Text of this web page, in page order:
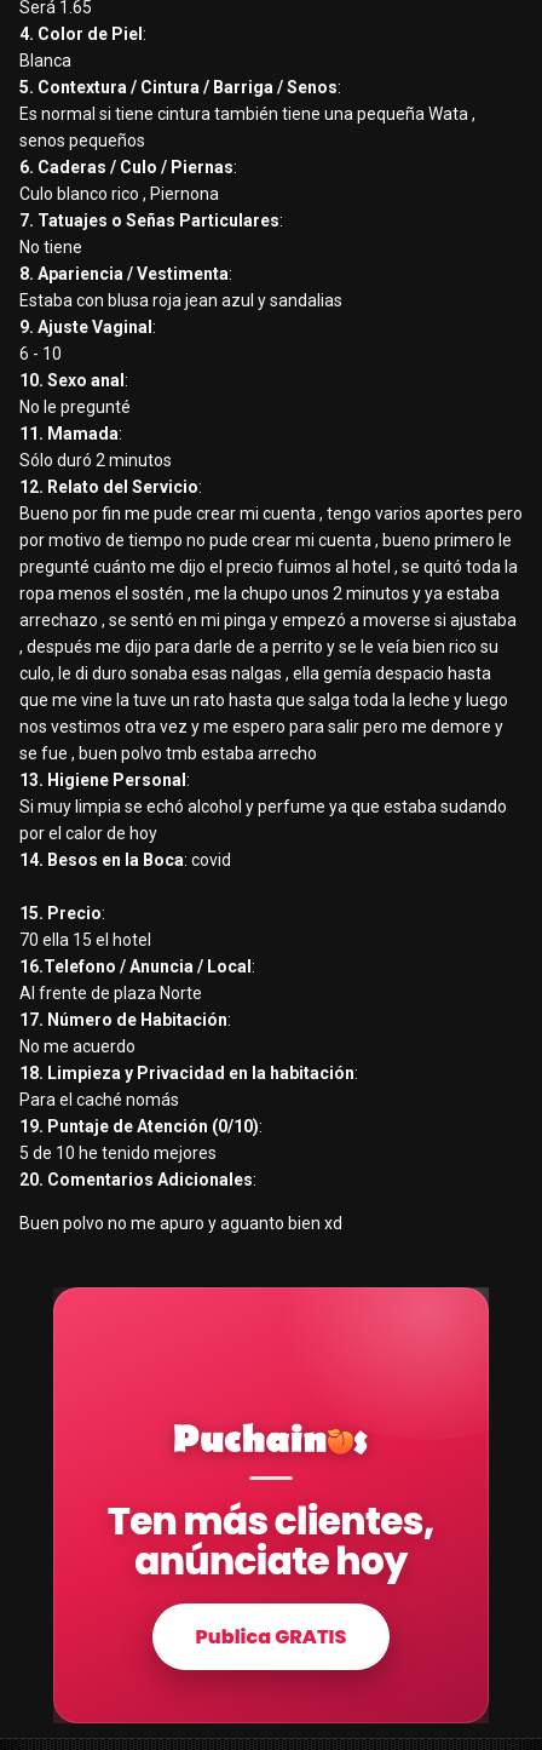
Será 1.65
4. Color de Piel :
Blanca
5. Contextura / Cintura / Barriga / Senos:
Es normal si tiene cintura también tiene una pequeña Wata ,
senos pequeños
6. Caderas / Culo / Piernas:
Culo blanco rico , Piernona
7. Tatuajes o Señas Particulares:
No tiene
8. Apariencia / Vestimenta:
Estaba con blusa roja jean azul y sandalias
9. Ajuste Vaginal :
6 - 10
10. Sexo anal :
No le pregunté
11. Mamada:
Sólo duró 2 minutos
12. Relato del Servicio:
Bueno por fin me pude crear mi cuenta , tengo varios aportes pero
por motivo de tiempo no pude crear mi cuenta , bueno primero le
pregunté cuánto me dijo el precio fuimos al hotel , se quitó toda la
ropa menos el sostén , me la chupo unos 2 minutos y ya estaba
arrechazo , se sentó en mi pinga y empezó a moverse si ajustaba
, después me dijo para darle de a perrito y se le veía bien rico su
culo, le di duro sonaba esas nalgas , ella gemía despacio hasta
que me vine la tuve un rato hasta que salga toda la leche y luego
nos vestimos otra vez y me espero para salir pero me demore y
se fue , buen polvo tmb estaba arrecho
13. Higiene Personal :
Si muy limpia se echó alcohol y perfume ya que estaba sudando
por el calor de hoy
14. Besos en la Boca: covid
15. Precio:
70 ella 15 el hotel
16.Telefono / Anuncia / Local :
Al frente de plaza Norte
17. Número de Habitación:
No me acuerdo
18. Limpieza y Privacidad en la habitación:
Para el caché nomás
19. Puntaje de Atención (0/10):
5 de 10 he tenido mejores
20. Comentarios Adicionales:
Buen polvo no me apuro y aguanto bien xd